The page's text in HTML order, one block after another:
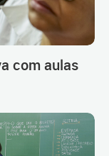
com aulas